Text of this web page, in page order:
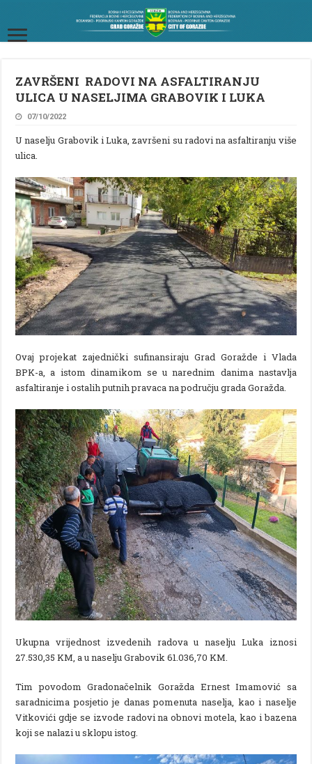
ZAVRŠENI RADOVI NA ASFALTIRANJU
ULICA U NASELJIMA GRABOVIK I LUKA
07/10/2022
U naselju Grabovik i Luka, završeni su radovi na asfaltiranju više
ulica.
Ovaj projekat zajednički sufinansiraju Grad Goražde i Vlada
BPK-a, a istom dinamikom se u narednim danima nastavlja
asfaltiranje i ostalih putnih pravaca na području grada Goražda.
Ukupna vrijednost izvedenih radova u naselju Luka iznosi
27.530,35 KM, a u naselju Grabovik 61.036,70 KM.
Tim povodom Gradonačelnik Goražda Ernest Imamović sa
saradnicima posjetio je danas pomenuta naselja, kao i naselje
Vitkovići gdje se izvode radovi na obnovi motela, kao i bazena
koji se nalazi u sklopu istog.